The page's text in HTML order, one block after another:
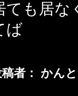
ても居な
ば
稿者： かん